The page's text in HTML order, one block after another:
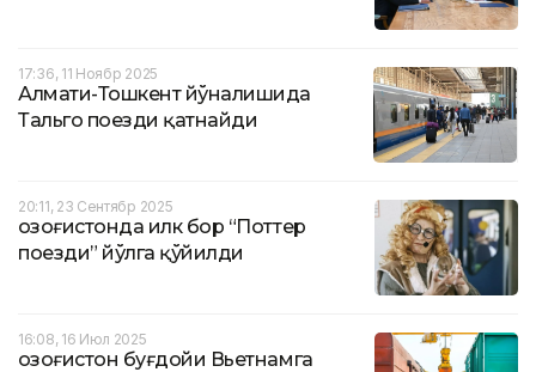
17:36, 11 Ноябр 2025
Алмати-Тошкент йўналишида
Тальго поезди қатнайди
20:11, 23 Сентябр 2025
Қозоғистонда илк бор “Поттер
поезди” йўлга қўйилди
16:08, 16 Июл 2025
Қозоғистон буғдойи Вьетнамга